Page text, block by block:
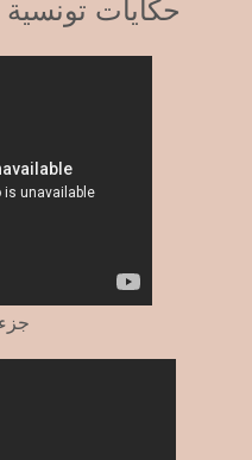
Hkayet Tounsia EP11 حكايات تونسية
Part 1 جزء